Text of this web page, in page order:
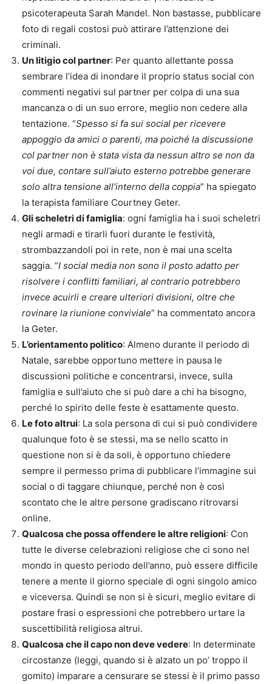
psicoterapeuta Sarah Mandel. Non bastasse, pubblicare
foto di regali costosi può attirare l’attenzione dei
criminali.
Un litigio col partner: Per quanto allettante possa
sembrare l’idea di inondare il proprio status social con
commenti negativi sul partner per colpa di una sua
mancanza o di un suo errore, meglio non cedere alla
tentazione. “Spesso si fa sui social per ricevere
appoggio da amici o parenti, ma poiché la discussione
col partner non è stata vista da nessun altro se non da
voi due, contare sull’aiuto esterno potrebbe generare
solo altra tensione all’interno della coppia” ha spiegato
la terapista familiare Courtney Geter.
Gli scheletri di famiglia: ogni famiglia ha i suoi scheletri
negli armadi e tirarli fuori durante le festività,
strombazzandoli poi in rete, non è mai una scelta
saggia. “I social media non sono il posto adatto per
risolvere i conflitti familiari, al contrario potrebbero
invece acuirli e creare ulteriori divisioni, oltre che
rovinare la riunione conviviale” ha commentato ancora
la Geter.
L’orientamento politico: Almeno durante il periodo di
Natale, sarebbe opportuno mettere in pausa le
discussioni politiche e concentrarsi, invece, sulla
famiglia e sull’aiuto che si può dare a chi ha bisogno,
perché lo spirito delle feste è esattamente questo.
Le foto altrui: La sola persona di cui si può condividere
qualunque foto è se stessi, ma se nello scatto in
questione non si è da soli, è opportuno chiedere
sempre il permesso prima di pubblicare l’immagine sui
social o di taggare chiunque, perché non è così
scontato che le altre persone gradiscano ritrovarsi
online.
Qualcosa che possa offendere le altre religioni: Con
tutte le diverse celebrazioni religiose che ci sono nel
mondo in questo periodo dell’anno, può essere difficile
tenere a mente il giorno speciale di ogni singolo amico
e viceversa. Quindi se non si è sicuri, meglio evitare di
postare frasi o espressioni che potrebbero urtare la
suscettibilità religiosa altrui.
Qualcosa che il capo non deve vedere: In determinate
circostanze (leggi, quando si è alzato un po’ troppo il
gomito) imparare a censurare se stessi è il primo passo